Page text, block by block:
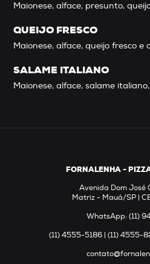
Maionese, alface, presunto,
QUEIJO FRESCO
Maionese, alface, queijo fresco
SALAME ITALIANO
Maionese, alface, salame
FORNALENHA -
Avenida Dom José
Matriz - Mauá/SP |
WhatsApp: (11)
(11) 4555-5186 | (11) 4555-